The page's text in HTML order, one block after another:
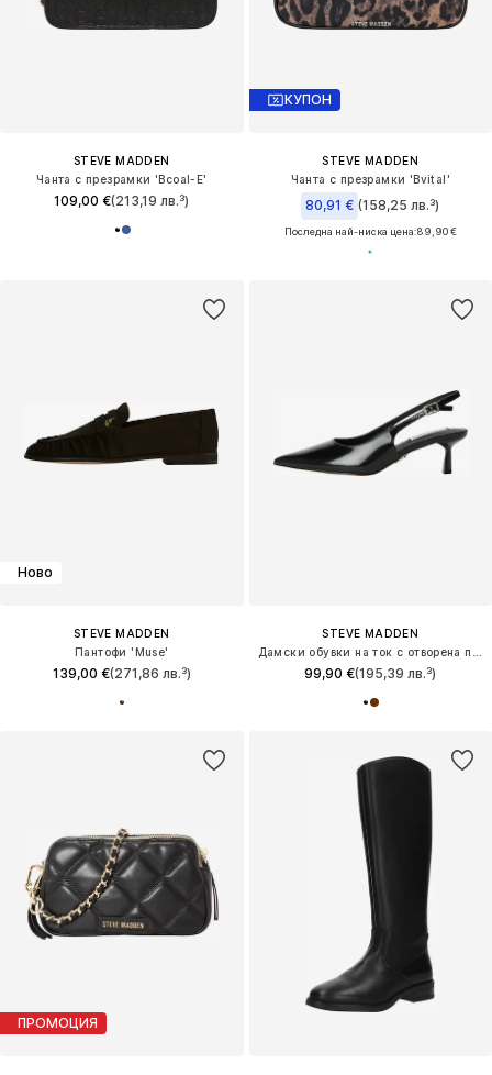
STEVE MADDEN
Чанта с презрамки 'Bcoal-E'
109,00 €(213,19 лв.³)
КУПОН
STEVE MADDEN
Чанта с презрамки 'Bvital'
80,91 € (158,25 лв.³)
Последна най-ниска цена:89,90 €
Ново
STEVE MADDEN
Пантофи 'Muse'
139,00 €(271,86 лв.³)
STEVE MADDEN
99,90 €(195,39 лв.³)
ПРОМОЦИЯ